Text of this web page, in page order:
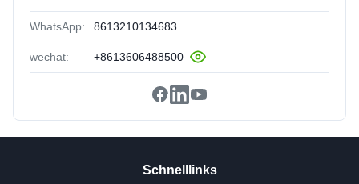
WhatsApp: 8613210134683
wechat: +8613606488500
Schnelllinks